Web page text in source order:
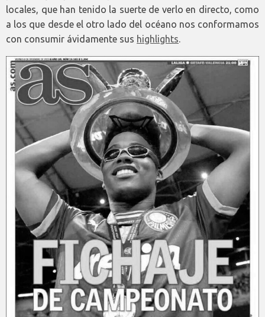
locales, que han tenido la suerte de verlo en directo, como
a los que desde el otro lado del océano nos conformamos
con consumir ávidamente sus highlights.